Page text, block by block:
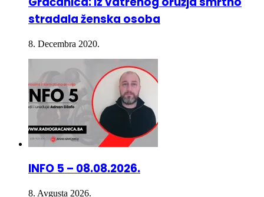
8. Decembra 2020.
INFO 5 – 08.08.2026.
8. Avgusta 2026.